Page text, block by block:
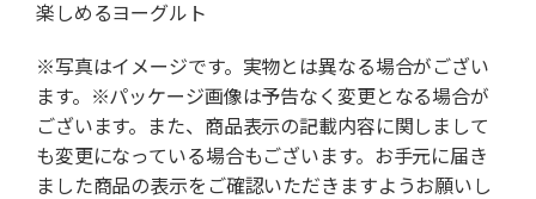
楽しめるヨーグルト
※写真はイメージです。実物とは異なる場合がござい
ます。※パッケージ画像は予告なく変更となる場合が
ございます。また、商品表示の記載内容に関しまして
も変更になっている場合もございます。お手元に届き
ました商品の表示をご確認いただきますようお願いし